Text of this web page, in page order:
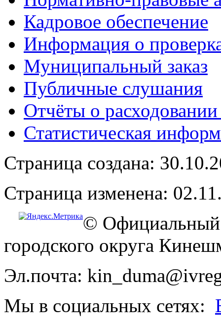
Кадровое обеспечение
Информация о
Муниципальный заказ
Публичные слушания
Отчёты о
Статистическая
Страница создана:
Страница изменена:
© Официальный
городского округа
Эл.почта:
Мы в социальных сетях: